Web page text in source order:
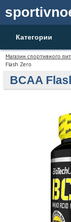
Категории
Магазин спортивного
Flash Zero
BCAA